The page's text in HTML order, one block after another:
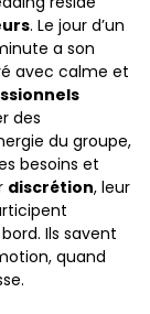
. Le jour d’un
a son
avec calme et
des
du groupe,
besoins et
discrétion, leur
Ils savent
quand